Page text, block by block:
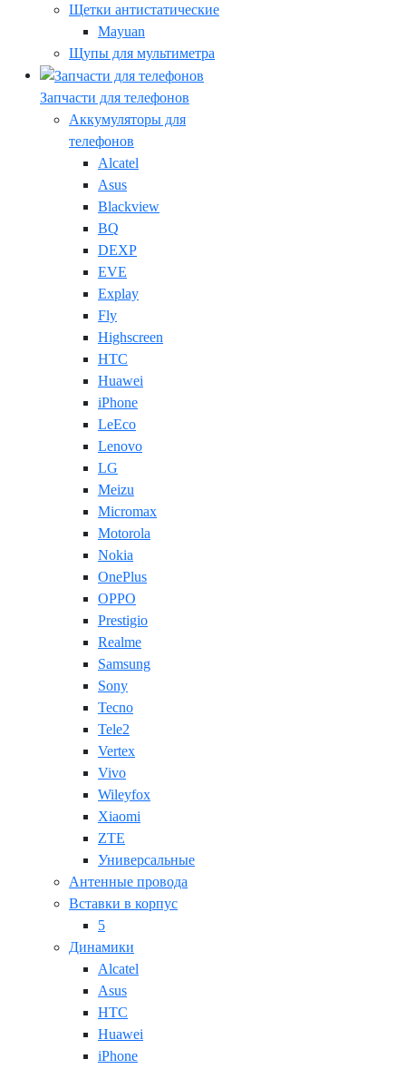
Щетки антистатические
Mayuan
Щупы для мультиметра
Запчасти для телефонов
Аккумуляторы для
телефонов
Alcatel
Asus
Blackview
BQ
DEXP
EVE
Explay
Fly
Highscreen
HTC
Huawei
iPhone
LeEco
Lenovo
LG
Meizu
Micromax
Motorola
Nokia
OnePlus
OPPO
Prestigio
Realme
Samsung
Sony
Tecno
Tele2
Vertex
Vivo
Wileyfox
Xiaomi
ZTE
Универсальные
Антенные провода
Вставки в корпус
5
Динамики
Alcatel
Asus
HTC
Huawei
iPhone